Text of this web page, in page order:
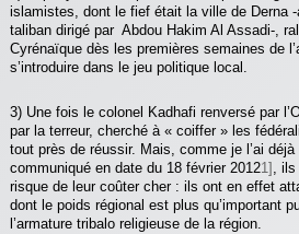
islamistes, dont le fief était la ville de Derna -
taliban dirigé par Abdou Hakim Al Assadi-,
Cyrénaïque dès les premières semaines de
s’introduire dans le jeu politique local.
3) Une fois le colonel Kadhafi renversé par
par la terreur, cherché à « coiffer » les
tout près de réussir. Mais, comme je l’ai
communiqué en date du 18 février 20121] , ils
risque de leur coûter cher : ils ont en effet
dont le poids régional est plus qu’important
l’armature tribalo religieuse de la région.